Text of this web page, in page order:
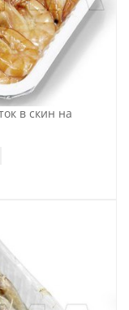
в скин на